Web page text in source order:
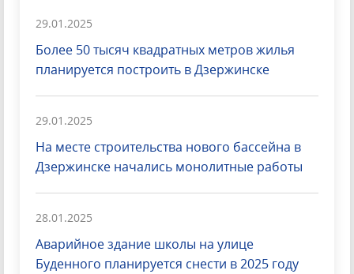
29.01.2025
Более 50 тысяч квадратных метров жилья
планируется построить в Дзержинске
29.01.2025
На месте строительства нового бассейна в
Дзержинске начались монолитные работы
28.01.2025
Аварийное здание школы на улице
Буденного планируется снести в 2025 году